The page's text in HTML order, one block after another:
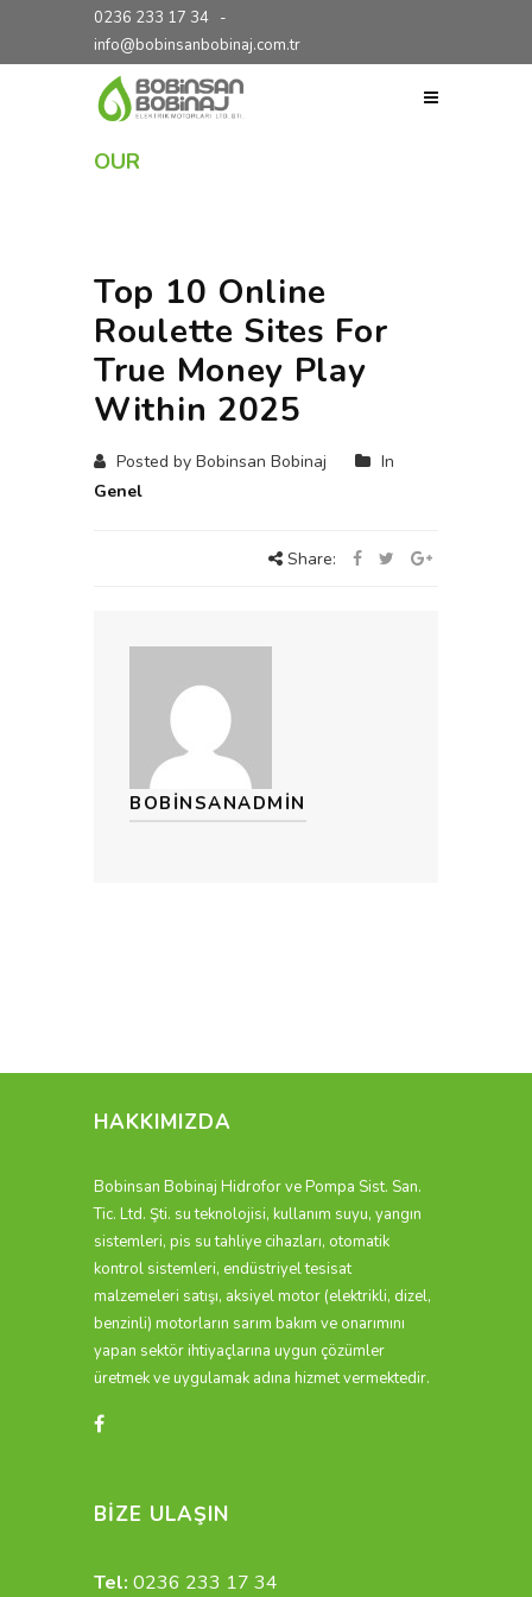
0236 233 17 34 -
info@bobinsanbobinaj.com.tr
OUR
Top 10 Online
Roulette Sites For
True Money Play
Within 2025
Posted by Bobinsan Bobinaj
In
Genel
Share:
BOBINSANADMIN
HAKKIMIZDA
Bobinsan Bobinaj Hidrofor ve Pompa Sist. San.
Tic. Ltd. Şti. su teknolojisi, kullanım suyu, yangın
sistemleri, pis su tahliye cihazları, otomatik
kontrol sistemleri, endüstriyel tesisat
malzemeleri satışı, aksiyel motor (elektrikli, dizel,
benzinli) motorların sarım bakım ve onarımını
yapan sektör ihtiyaçlarına uygun çözümler
üretmek ve uygulamak adına hizmet vermektedir.
BİZE ULAŞIN
Tel: 0236 233 17 34